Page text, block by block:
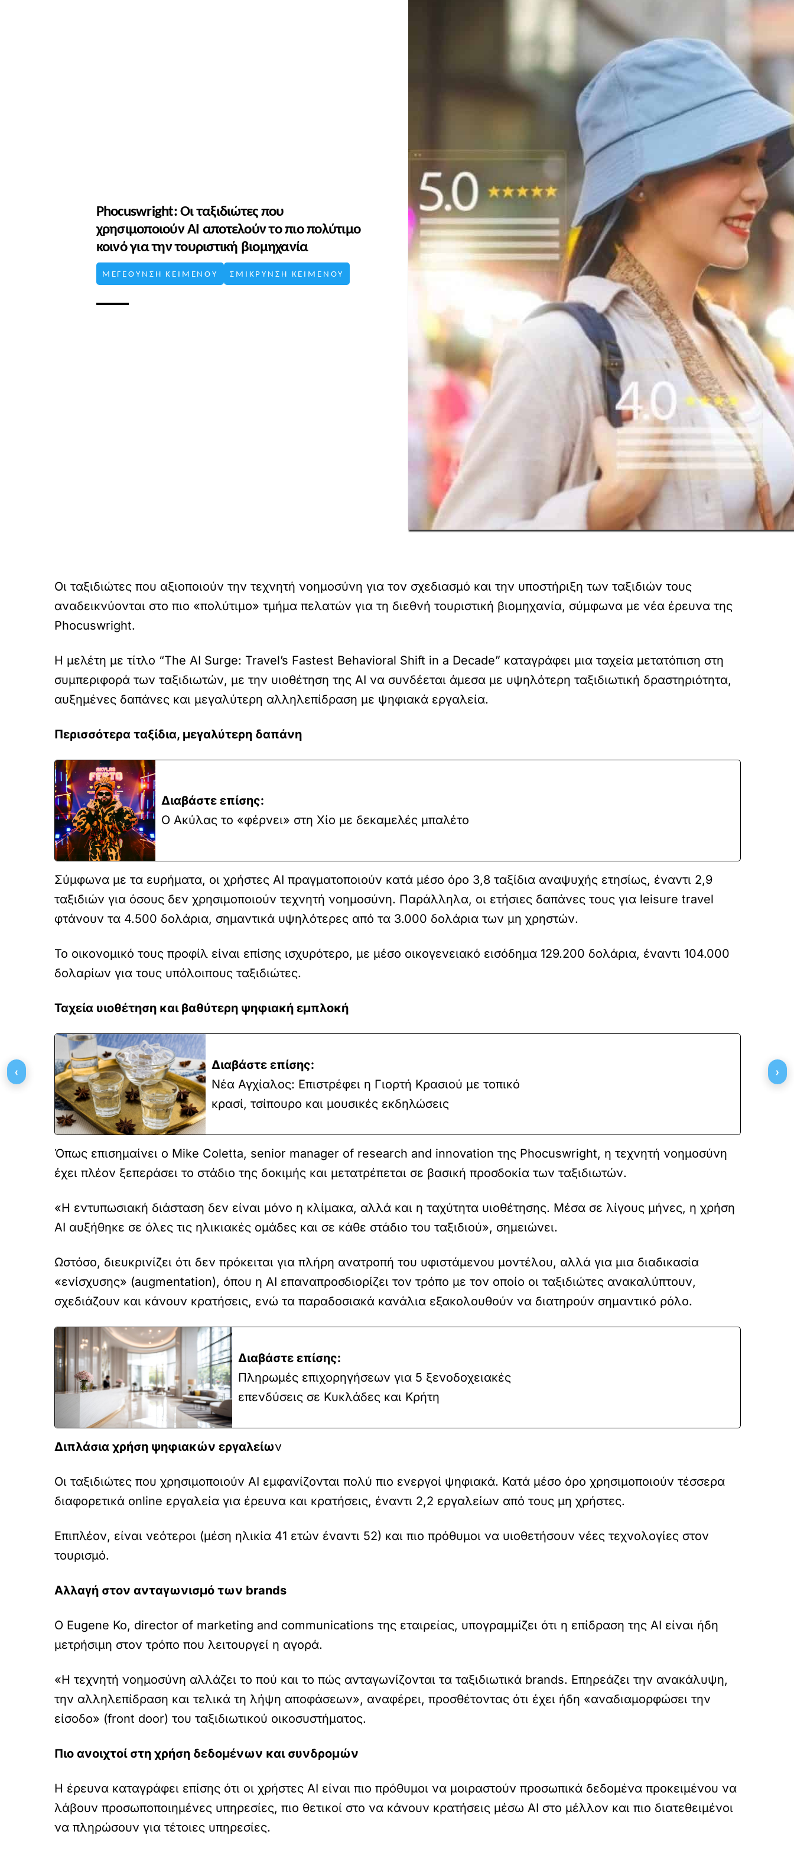
Phocuswright: Οι ταξιδιώτες που
χρησιμοποιούν AI αποτελούν το πιο πολύτιμο
κοινό για την τουριστική βιομηχανία
ΜΕΓΕΘΥΝΣΗ ΚΕΙΜΕΝΟΥ ΣΜΙΚΡΥΝΣΗ ΚΕΙΜΕΝΟΥ
Οι ταξιδιώτες που αξιοποιούν την τεχνητή νοημοσύνη για τον σχεδιασμό και την υποστήριξη των ταξιδιών τους
αναδεικνύονται στο πιο «πολύτιμο» τμήμα πελατών για τη διεθνή τουριστική βιομηχανία, σύμφωνα με νέα έρευνα της
Phocuswright.
Η μελέτη με τίτλο “The AI Surge: Travel’s Fastest Behavioral Shift in a Decade” καταγράφει μια ταχεία μετατόπιση στη
συμπεριφορά των ταξιδιωτών, με την υιοθέτηση της AI να συνδέεται άμεσα με υψηλότερη ταξιδιωτική δραστηριότητα,
αυξημένες δαπάνες και μεγαλύτερη αλληλεπίδραση με ψηφιακά εργαλεία.
Περισσότερα ταξίδια, μεγαλύτερη δαπάνη
Διαβάστε επίσης:
Ο Ακύλας το «φέρνει» στη Χίο με δεκαμελές μπαλέτο
Σύμφωνα με τα ευρήματα, οι χρήστες AI πραγματοποιούν κατά μέσο όρο 3,8 ταξίδια αναψυχής ετησίως, έναντι 2,9
ταξιδιών για όσους δεν χρησιμοποιούν τεχνητή νοημοσύνη. Παράλληλα, οι ετήσιες δαπάνες τους για leisure travel
φτάνουν τα 4.500 δολάρια, σημαντικά υψηλότερες από τα 3.000 δολάρια των μη χρηστών.
Το οικονομικό τους προφίλ είναι επίσης ισχυρότερο, με μέσο οικογενειακό εισόδημα 129.200 δολάρια, έναντι 104.000
δολαρίων για τους υπόλοιπους ταξιδιώτες.
Ταχεία υιοθέτηση και βαθύτερη ψηφιακή εμπλοκή
Διαβάστε επίσης:
Νέα Αγχίαλος: Επιστρέφει η Γιορτή Κρασιού με τοπικό
κρασί, τσίπουρο και μουσικές εκδηλώσεις
Όπως επισημαίνει ο Mike Coletta, senior manager of research and innovation της Phocuswright, η τεχνητή νοημοσύνη
έχει πλέον ξεπεράσει το στάδιο της δοκιμής και μετατρέπεται σε βασική προσδοκία των ταξιδιωτών.
«Η εντυπωσιακή διάσταση δεν είναι μόνο η κλίμακα, αλλά και η ταχύτητα υιοθέτησης. Μέσα σε λίγους μήνες, η χρήση
AI αυξήθηκε σε όλες τις ηλικιακές ομάδες και σε κάθε στάδιο του ταξιδιού», σημειώνει.
Ωστόσο, διευκρινίζει ότι δεν πρόκειται για πλήρη ανατροπή του υφιστάμενου μοντέλου, αλλά για μια διαδικασία
«ενίσχυσης» (augmentation), όπου η AI επαναπροσδιορίζει τον τρόπο με τον οποίο οι ταξιδιώτες ανακαλύπτουν,
σχεδιάζουν και κάνουν κρατήσεις, ενώ τα παραδοσιακά κανάλια εξακολουθούν να διατηρούν σημαντικό ρόλο.
Διαβάστε επίσης:
Πληρωμές επιχορηγήσεων για 5 ξενοδοχειακές
επενδύσεις σε Κυκλάδες και Κρήτη
Διπλάσια χρήση ψηφιακών εργαλείων
Οι ταξιδιώτες που χρησιμοποιούν AI εμφανίζονται πολύ πιο ενεργοί ψηφιακά. Κατά μέσο όρο χρησιμοποιούν τέσσερα
διαφορετικά online εργαλεία για έρευνα και κρατήσεις, έναντι 2,2 εργαλείων από τους μη χρήστες.
Επιπλέον, είναι νεότεροι (μέση ηλικία 41 ετών έναντι 52) και πιο πρόθυμοι να υιοθετήσουν νέες τεχνολογίες στον
τουρισμό.
Αλλαγή στον ανταγωνισμό των brands
Ο Eugene Ko, director of marketing and communications της εταιρείας, υπογραμμίζει ότι η επίδραση της AI είναι ήδη
μετρήσιμη στον τρόπο που λειτουργεί η αγορά.
«Η τεχνητή νοημοσύνη αλλάζει το πού και το πώς ανταγωνίζονται τα ταξιδιωτικά brands. Επηρεάζει την ανακάλυψη,
την αλληλεπίδραση και τελικά τη λήψη αποφάσεων», αναφέρει, προσθέτοντας ότι έχει ήδη «αναδιαμορφώσει την
είσοδο» (front door) του ταξιδιωτικού οικοσυστήματος.
Πιο ανοιχτοί στη χρήση δεδομένων και συνδρομών
Η έρευνα καταγράφει επίσης ότι οι χρήστες AI είναι πιο πρόθυμοι να μοιραστούν προσωπικά δεδομένα προκειμένου να
λάβουν προσωποποιημένες υπηρεσίες, πιο θετικοί στο να κάνουν κρατήσεις μέσω AI στο μέλλον και πιο διατεθειμένοι
να πληρώσουν για τέτοιες υπηρεσίες.
‹ ›